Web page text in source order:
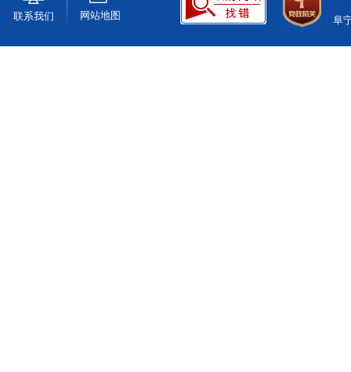
联系我们 网站地图 阜